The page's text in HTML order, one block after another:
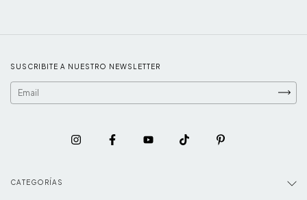
SUSCRIBITE A NUESTRO NEWSLETTER
CATEGORÍAS